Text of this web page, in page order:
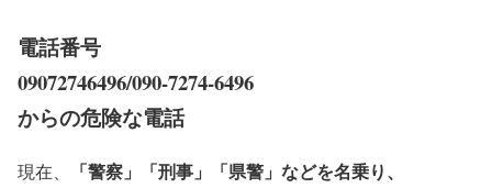
電話番号
09072746496/090-7274-6496
からの危険な電話
現在、 「警察」「刑事」「県警」などを名乗り、